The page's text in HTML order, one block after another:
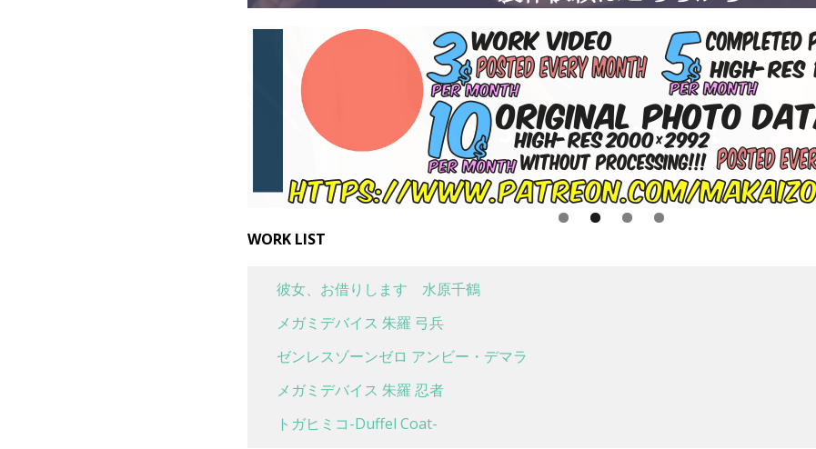
WORK LIST
彼女、お借りします 水原千鶴
メガミデバイス 朱羅 弓兵
ゼンレスゾーンゼロ アンビー・デマラ
メガミデバイス 朱羅 忍者
トガヒミコ-Duffel Coat-